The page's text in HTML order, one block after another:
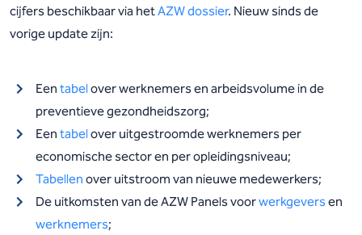
cijfers beschikbaar via hetAZW dossier. Nieuw sinds de
vorige update zijn:
Een tabel over werknemers en arbeidsvolume in de
preventieve gezondheidszorg;
Een tabel over uitgestroomde werknemers per
economische sector en per opleidingsniveau;
Tabellen over uitstroom van nieuwe medewerkers;
De uitkomsten van de AZW Panels voorwerkgeversen
werknemers;